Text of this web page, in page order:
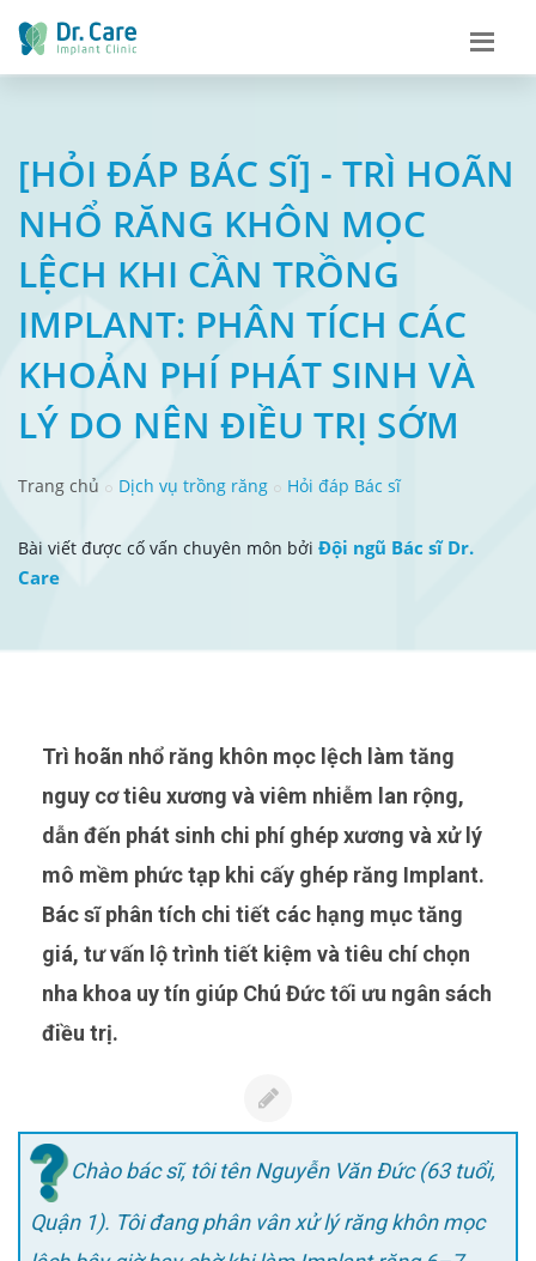
[HỎI ĐÁP BÁC SĨ] - TRÌ HOÃN
NHỔ RĂNG KHÔN MỌC
LỆCH KHI CẦN TRỒNG
IMPLANT: PHÂN TÍCH CÁC
KHOẢN PHÍ PHÁT SINH VÀ
LÝ DO NÊN ĐIỀU TRỊ SỚM
Trang chủ Dịch vụ trồng răng Hỏi đáp Bác sĩ
Bài viết được cố vấn chuyên môn bởi Đội ngũ Bác sĩ Dr.
Care
Trì hoãn nhổ răng khôn mọc lệch làm tăng
nguy cơ tiêu xương và viêm nhiễm lan rộng,
dẫn đến phát sinh chi phí ghép xương và xử lý
mô mềm phức tạp khi cấy ghép răng Implant.
Bác sĩ phân tích chi tiết các hạng mục tăng
giá, tư vấn lộ trình tiết kiệm và tiêu chí chọn
nha khoa uy tín giúp Chú Đức tối ưu ngân sách
điều trị.
Chào bác sĩ, tôi tên Nguyễn Văn Đức (63 tuổi,
Quận 1). Tôi đang phân vân xử lý răng khôn mọc